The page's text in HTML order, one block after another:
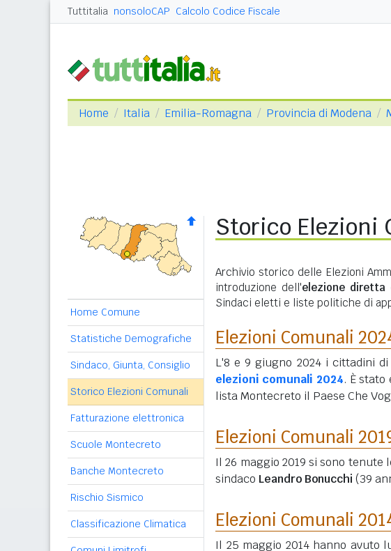
Tuttitalia nonsoloCAP Calcolo Codice Fiscale
Home Italia Emilia-Romagna Provincia di Modena
Home Comune
Statistiche Demografiche
Sindaco, Giunta, Consiglio
Storico Elezioni Comunali
Fatturazione elettronica
Scuole Montecreto
Banche Montecreto
Rischio Sismico
Classificazione Climatica
Storico Elezioni
Archivio storico delle Elezioni
introduzione dell'elezione diretta
Sindaci eletti e liste politiche di
Elezioni Comunali
L'8 e 9 giugno 2024 i cittadini
elezioni comunali 2024. È
lista Montecreto il Paese Che
Elezioni Comunali
Il 26 maggio 2019 si sono tenute
sindaco Leandro Bonucchi (39
Elezioni Comunali
Il 25 maggio 2014 hanno avuto